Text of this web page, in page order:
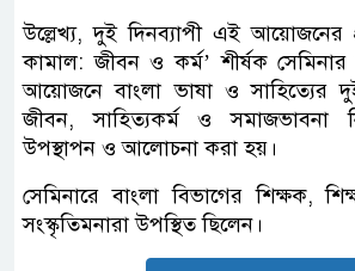
উল্লেখ্য, দুই দিনব্যাপী এই আয়োজনের
কামাল: জীবন ও কর্ম’ শীর্ষক
আয়োজনে বাংলা ভাষা ও সাহিত্যের দুই
জীবন, সাহিত্যকর্ম ও সমাজভাবনা
উপস্থাপন ও আলোচনা করা হয়।
সেমিনারে বাংলা বিভাগের শিক্ষক,
সংস্কৃতিমনারা উপস্থিত ছিলেন।